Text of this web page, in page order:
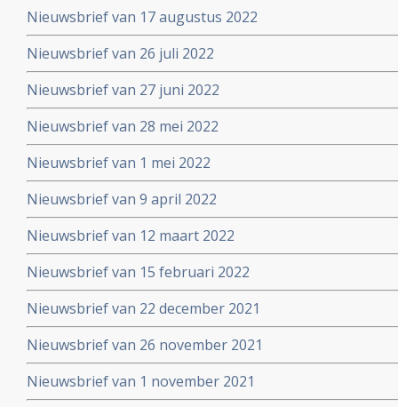
Nieuwsbrief van 17 augustus 2022
Nieuwsbrief van 26 juli 2022
Nieuwsbrief van 27 juni 2022
Nieuwsbrief van 28 mei 2022
Nieuwsbrief van 1 mei 2022
Nieuwsbrief van 9 april 2022
Nieuwsbrief van 12 maart 2022
Nieuwsbrief van 15 februari 2022
Nieuwsbrief van 22 december 2021
Nieuwsbrief van 26 november 2021
Nieuwsbrief van 1 november 2021